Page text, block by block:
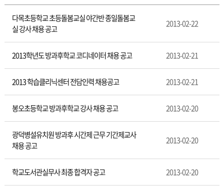
다목초등학교 초등돌봄교실 야간반 종일돌봄교
실 강사 채용 공고
2013-02-22
2013학년도 방과후학교 코디네이터 채용 공고 2013-02-21
2013 학습클리닉센터 전담인력 채용공고 2013-02-21
봉오초등학교 방과후학교 강사 채용 공고 2013-02-20
광덕병설유치원 방과후 시간제 근무 기간제교사
채용 공고
2013-02-20
학교도서관실무사 최종 합격자 공고 2013-02-20